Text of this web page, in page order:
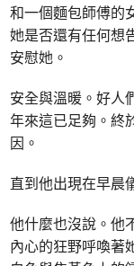
和一個麵包師傅的
她是否還有任何想
安慰她。
安全與溫暖。好人
年來這已足夠。終
因。
直到他出現在早晨
他什麼也沒說。他
內心的狂野呼喚著